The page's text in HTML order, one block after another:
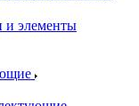
и элементы